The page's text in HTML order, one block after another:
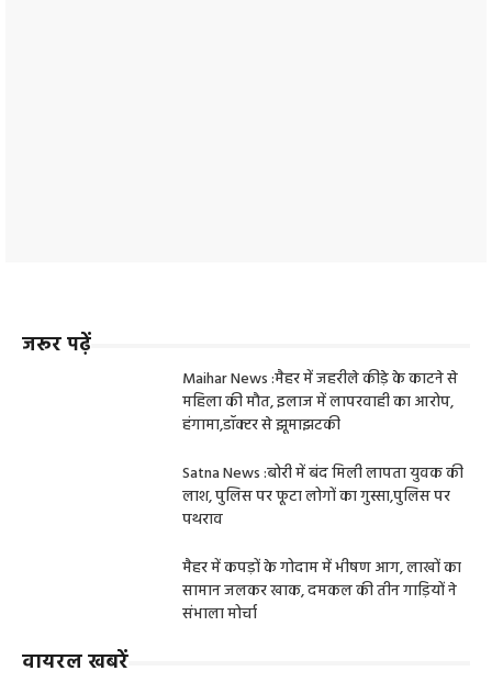
जरूर पढ़ें
Maihar News :मैहर में जहरीले कीड़े के काटने से
महिला की मौत, इलाज में लापरवाही का आरोप,
हंगामा,डॉक्टर से झूमाझटकी
Satna News :बोरी में बंद मिली लापता युवक की
लाश, पुलिस पर फूटा लोगों का गुस्सा,पुलिस पर
पथराव
मैहर में कपड़ों के गोदाम में भीषण आग, लाखों का
सामान जलकर खाक, दमकल की तीन गाड़ियों ने
संभाला मोर्चा
वायरल खबरें